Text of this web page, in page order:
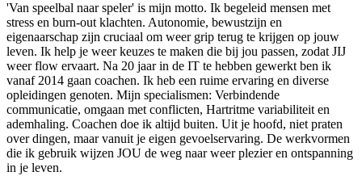
'Van speelbal naar speler' is mijn motto. Ik begeleid mensen met
stress en burn-out klachten. Autonomie, bewustzijn en
eigenaarschap zijn cruciaal om weer grip terug te krijgen op jouw
leven. Ik help je weer keuzes te maken die bij jou passen, zodat JIJ
weer flow ervaart. Na 20 jaar in de IT te hebben gewerkt ben ik
vanaf 2014 gaan coachen. Ik heb een ruime ervaring en diverse
opleidingen genoten. Mijn specialismen: Verbindende
communicatie, omgaan met conflicten, Hartritme variabiliteit en
ademhaling. Coachen doe ik altijd buiten. Uit je hoofd, niet praten
over dingen, maar vanuit je eigen gevoelservaring. De werkvormen
die ik gebruik wijzen JOU de weg naar weer plezier en ontspanning
in je leven.